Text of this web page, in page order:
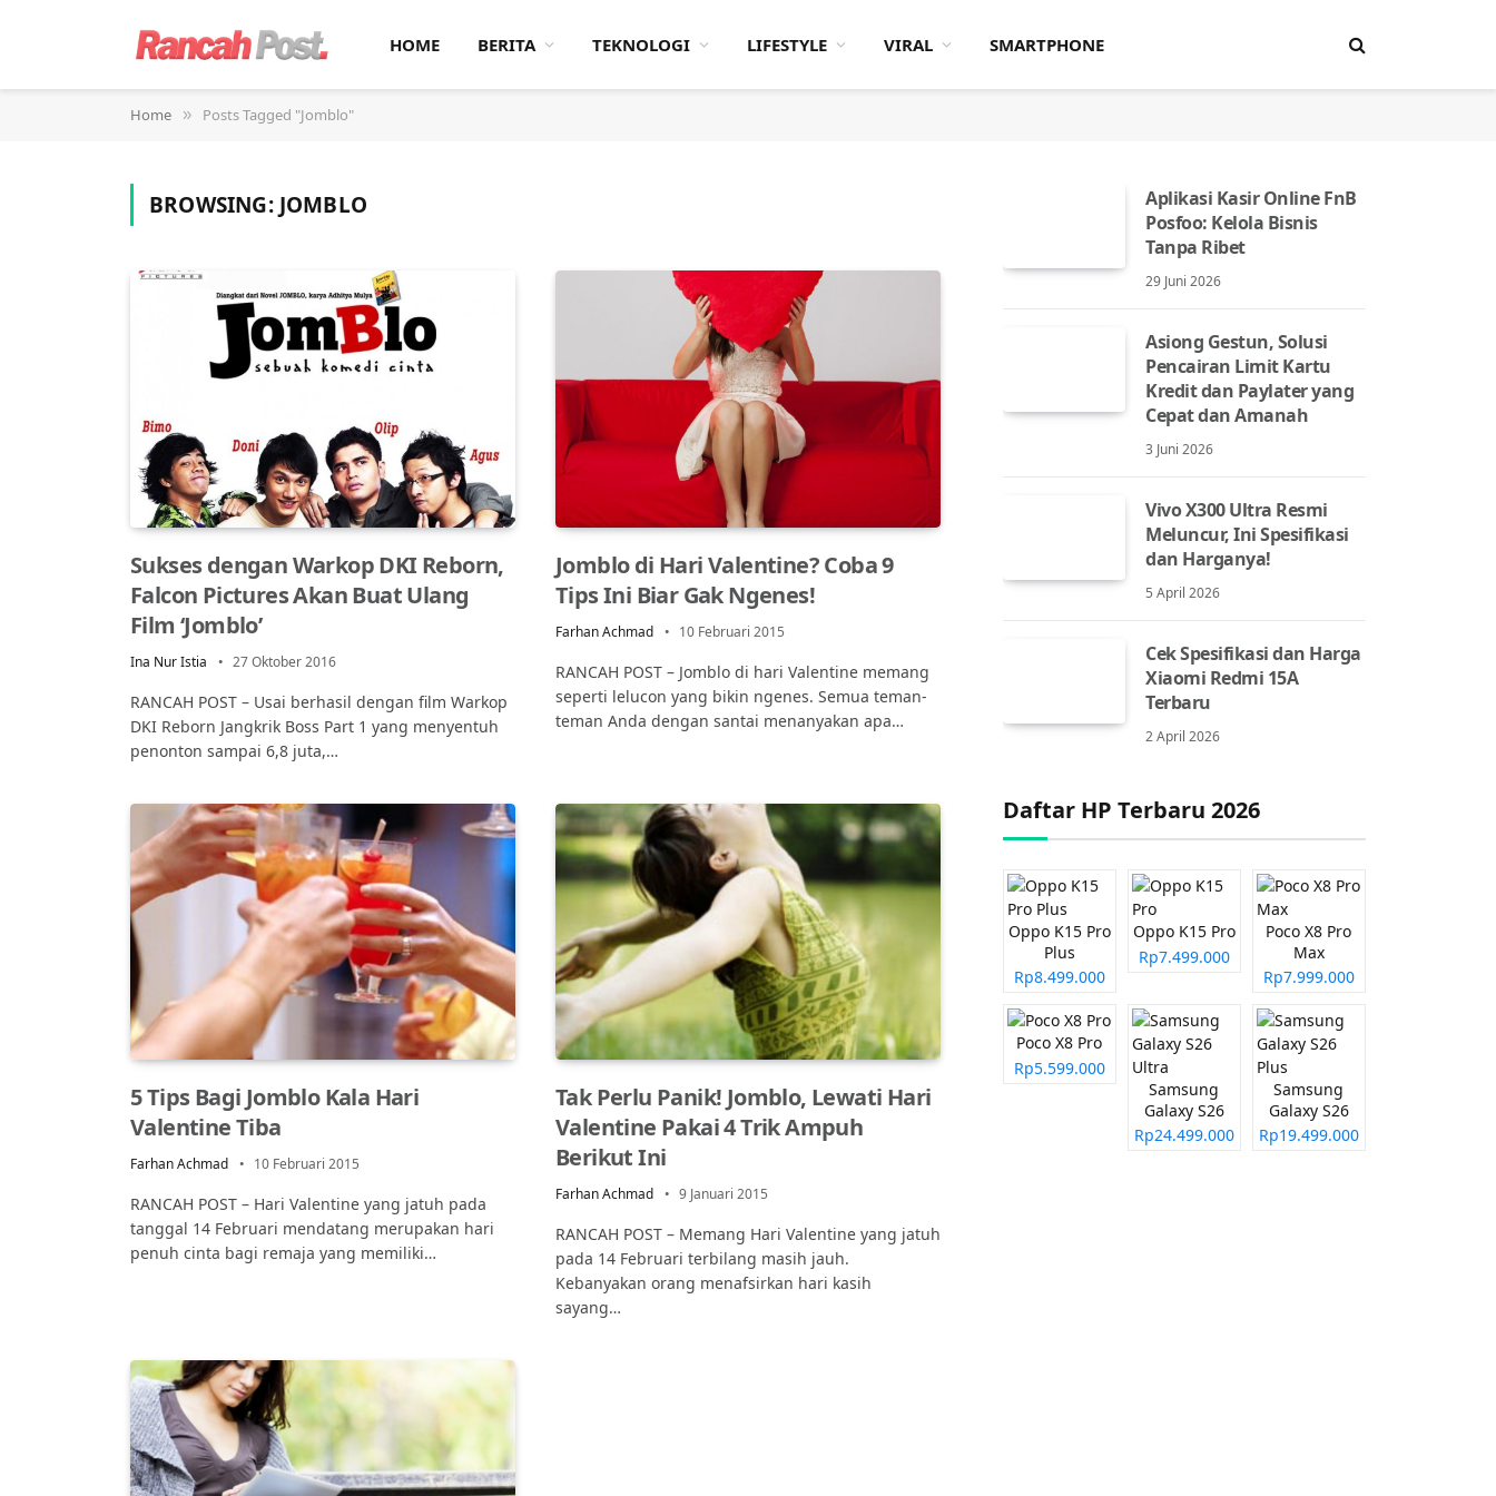
HOME BERITA TEKNOLOGI LIFESTYLE VIRAL SMARTPHONE
Home » Posts Tagged "Jomblo"
BROWSING: JOMBLO
Sukses dengan Warkop DKI Reborn,
Falcon Pictures Akan Buat Ulang
Film ‘Jomblo’
Ina Nur Istia 27 Oktober 2016
RANCAH POST – Usai berhasil dengan film Warkop
DKI Reborn Jangkrik Boss Part 1 yang menyentuh
penonton sampai 6,8 juta,…
Jomblo di Hari Valentine? Coba 9
Tips Ini Biar Gak Ngenes!
Farhan Achmad 10 Februari 2015
RANCAH POST – Jomblo di hari Valentine memang
seperti lelucon yang bikin ngenes. Semua teman-
teman Anda dengan santai menanyakan apa…
5 Tips Bagi Jomblo Kala Hari
Valentine Tiba
Farhan Achmad 10 Februari 2015
RANCAH POST – Hari Valentine yang jatuh pada
tanggal 14 Februari mendatang merupakan hari
penuh cinta bagi remaja yang memiliki…
Tak Perlu Panik! Jomblo, Lewati Hari
Valentine Pakai 4 Trik Ampuh
Berikut Ini
Farhan Achmad 9 Januari 2015
RANCAH POST – Memang Hari Valentine yang jatuh
pada 14 Februari terbilang masih jauh.
Kebanyakan orang menafsirkan hari kasih
sayang…
Aplikasi Kasir Online FnB
Posfoo: Kelola Bisnis
Tanpa Ribet
29 Juni 2026
Asiong Gestun, Solusi
Pencairan Limit Kartu
Kredit dan Paylater yang
Cepat dan Amanah
3 Juni 2026
Vivo X300 Ultra Resmi
Meluncur, Ini Spesifikasi
dan Harganya!
5 April 2026
Cek Spesifikasi dan Harga
Xiaomi Redmi 15A
Terbaru
2 April 2026
Daftar HP Terbaru 2026
Oppo K15 Pro
Plus
Rp8.499.000
Oppo K15 Pro
Rp7.499.000
Poco X8 Pro
Max
Rp7.999.000
Poco X8 Pro
Rp5.599.000
Samsung
Galaxy S26
Ultra
Rp24.499.000
Samsung
Galaxy S26
Plus
Rp19.499.000